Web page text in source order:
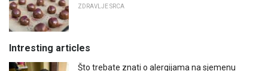
ZDRAVLJE SRCA
Intresting articles
Što trebate znati o alergijama na sjemenu